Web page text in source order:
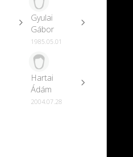
Gyulai
Gábor
1985.05.01
Hartai
Ádám
2004.07.28